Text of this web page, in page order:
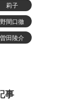
莉子
野間口徹
曽田陵介
事